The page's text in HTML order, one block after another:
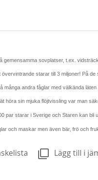
gemensamma sovplatser, t.ex.
övervintrande starar till 3 miljoner! På
många andra fåglar med välkända
höra sin mjuka flöjtvissling var man
par starar i Sverige och Staren kan bli
och maskar men även bär, frö och
Lägg till i